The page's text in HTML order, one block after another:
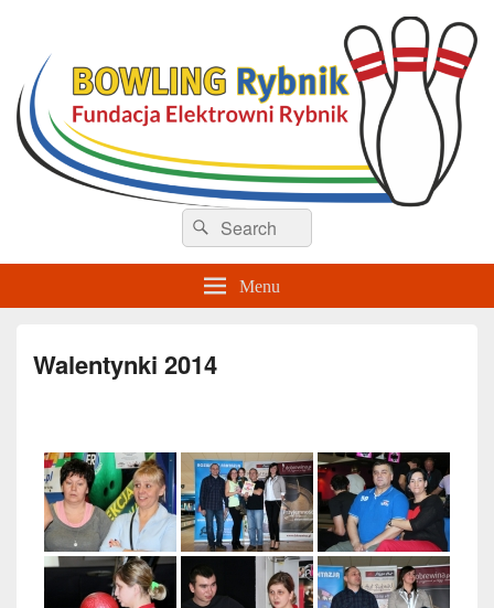
Sekcja Bowlingu – Rybnik
Search
for:
Search
Menu
Walentynki 2014